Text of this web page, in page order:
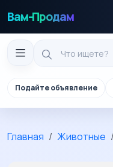
Вам-Продам
Подайте объявление
Главная Животные